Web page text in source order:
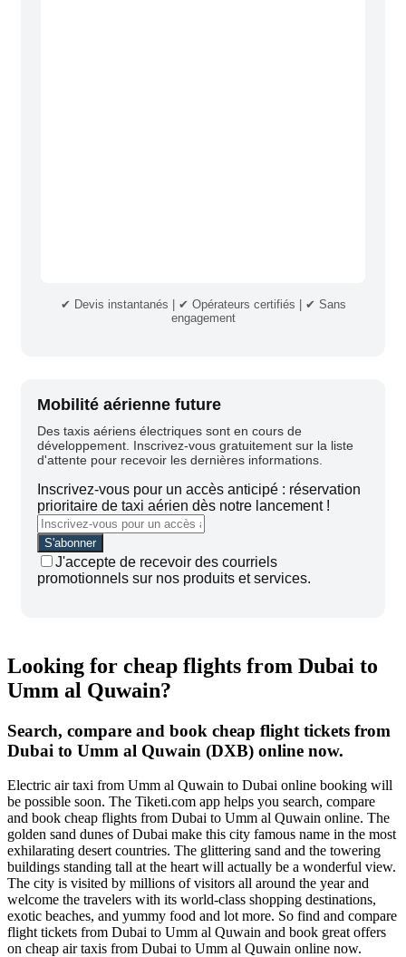
✔ Devis instantanés | ✔ Opérateurs certifiés | ✔ Sans
engagement
Mobilité aérienne future
Des taxis aériens électriques sont en cours de
développement. Inscrivez-vous gratuitement sur la liste
d'attente pour recevoir les dernières informations.
Inscrivez-vous pour un accès anticipé : réservation
prioritaire de taxi aérien dès notre lancement !
J'accepte de recevoir des courriels
promotionnels sur nos produits et services.
Looking for cheap flights from Dubai to
Umm al Quwain?
Search, compare and book cheap flight tickets from
Dubai to Umm al Quwain (DXB) online now.
Electric air taxi from Umm al Quwain to Dubai online booking will
be possible soon. The Tiketi.com app helps you search, compare
and book cheap flights from Dubai to Umm al Quwain online. The
golden sand dunes of Dubai make this city famous name in the most
exhilarating desert countries. The glittering sand and the towering
buildings standing tall at the heart will actually be a wonderful view.
The city is visited by millions of visitors all around the year and
welcome the travelers with its world-class shopping destinations,
exotic beaches, and yummy food and lot more. So find and compare
flight tickets from Dubai to Umm al Quwain and book great offers
on cheap air taxis from Dubai to Umm al Quwain online now.